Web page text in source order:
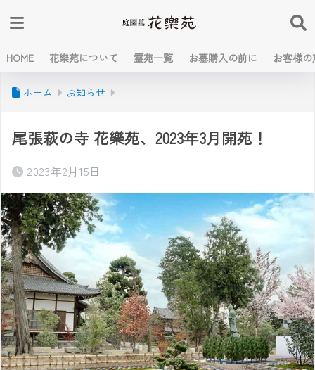
HOME 花樂苑について 霊苑一覧 お墓購入の前に お客様の
ホーム お知らせ
尾張萩の寺 花樂苑、2023年3月開苑！
2023年2月15日